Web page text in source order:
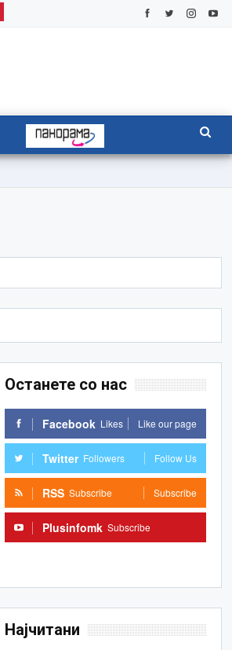
Останете со нас
Facebook Likes Like our page
Twitter Followers Follow Us
RSS Subscribe Subscribe
Plusinfomk Subscribe
Најчитани